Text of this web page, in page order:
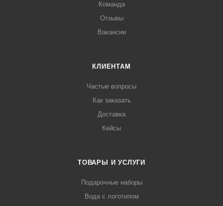
Команда
Отзывы
Вакансии
КЛИЕНТАМ
Частые вопросы
Как заказать
Доставка
Кейсы
ТОВАРЫ И УСЛУГИ
Подарочные наборы
Вода с логотипом